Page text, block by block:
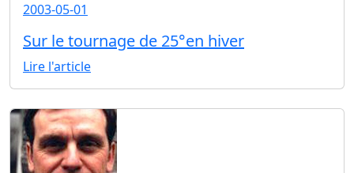
2003-05-01
Sur le tournage de 25°en hiver
Lire l'article